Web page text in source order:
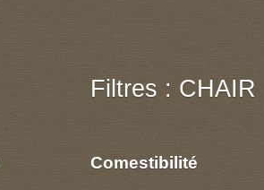
Filtres : CHAIR
Comestibilité